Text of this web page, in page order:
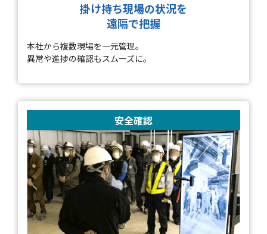
掛け持ち現場の状況を
遠隔で把握
本社から複数現場を一元管理。
異常や進捗の確認もスムーズに。
安全確認